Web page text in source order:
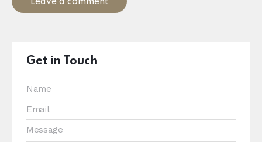
Get in Touch